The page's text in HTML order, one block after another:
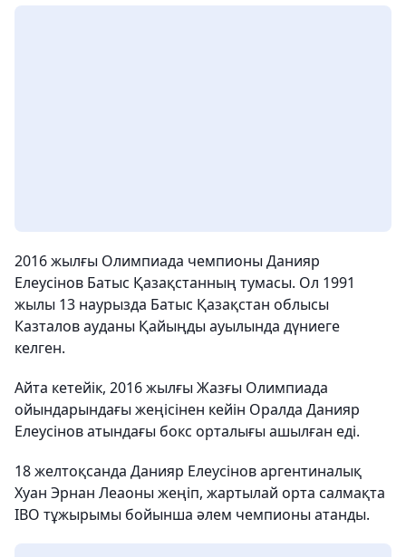
2016 жылғы Олимпиада чемпионы Данияр
Елеусінов Батыс Қазақстанның тумасы. Ол 1991
жылы 13 наурызда Батыс Қазақстан облысы
Казталов ауданы Қайыңды ауылында дүниеге
келген.
Айта кетейік, 2016 жылғы Жазғы Олимпиада
ойындарындағы жеңісінен кейін Оралда Данияр
Елеусінов атындағы бокс орталығы ашылған еді.
18 желтоқсанда Данияр Елеусінов аргентиналық
Хуан Эрнан Леаоны жеңіп, жартылай орта салмақта
IBO тұжырымы бойынша әлем чемпионы атанды.